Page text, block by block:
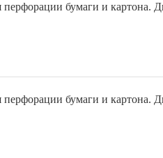
бумаги и картона.
бумаги и картона.